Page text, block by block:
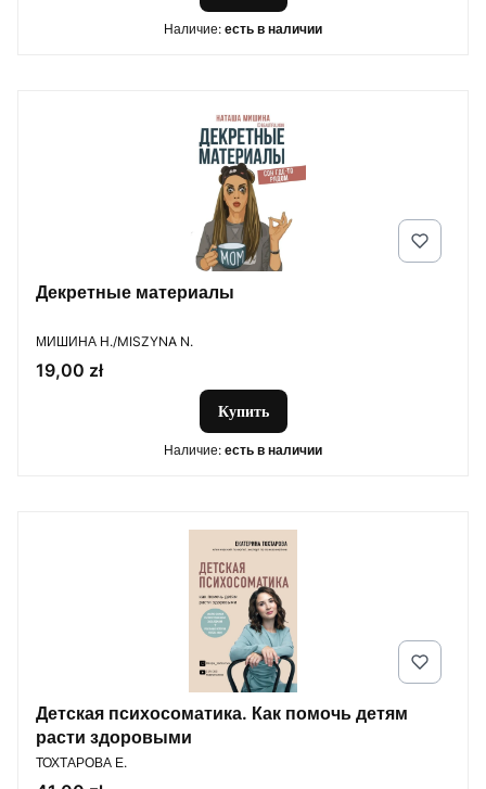
Наличие: есть в наличии
Декретные материалы
ПРОИЗВОДИТЕЛЬ
МИШИНА Н./MISZYNA N.
Цена
19,00 zł
Купить
Наличие: есть в наличии
Детская психосоматика. Как помочь детям
расти здоровыми
ПРОИЗВОДИТЕЛЬ
ТОХТАРОВА Е.